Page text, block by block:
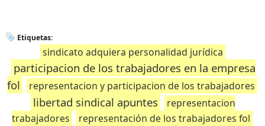
Etiquetas:
sindicato adquiera personalidad jurídica
participacion de los trabajadores en la empresa
fol
representacion y participacion de los trabajadores
libertad sindical apuntes
representacion
trabajadores
representación de los trabajadores fol